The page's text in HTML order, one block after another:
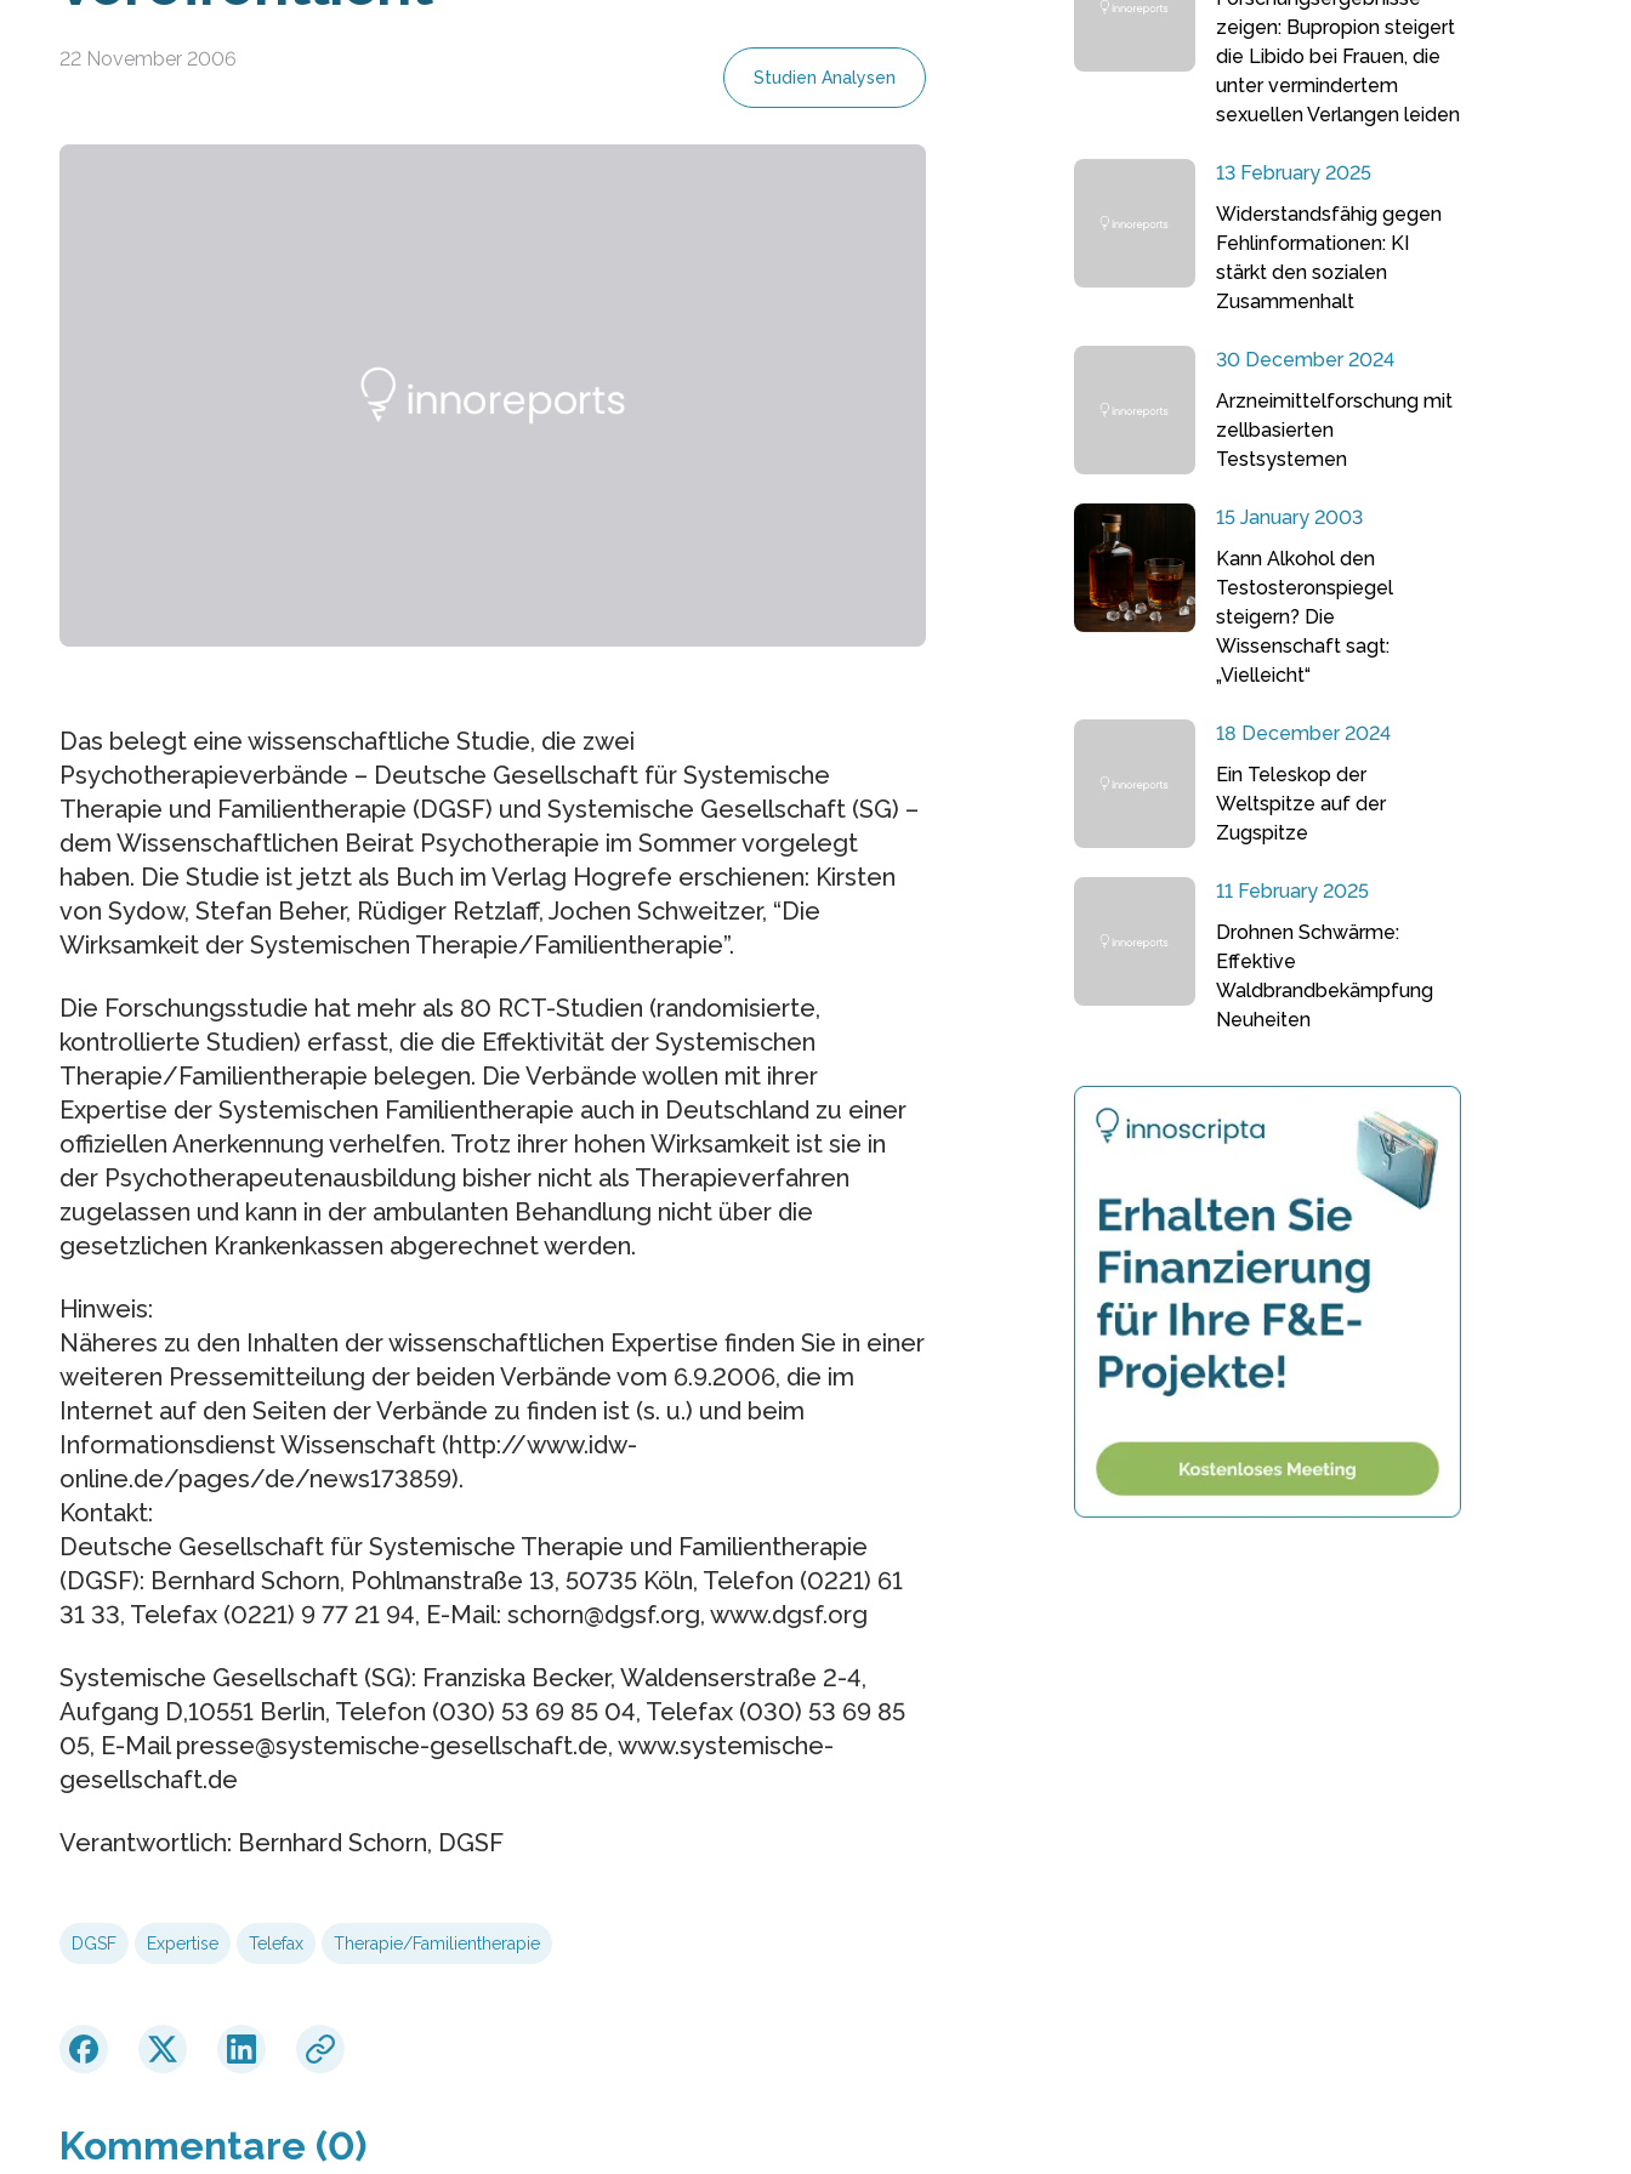
22 November 2006
Studien Analysen
Das belegt eine wissenschaftliche Studie, die zwei
Psychotherapieverbände – Deutsche Gesellschaft für Systemische
Therapie und Familientherapie (DGSF) und Systemische Gesellschaft (SG) –
dem Wissenschaftlichen Beirat Psychotherapie im Sommer vorgelegt
haben. Die Studie ist jetzt als Buch im Verlag Hogrefe erschienen: Kirsten
von Sydow, Stefan Beher, Rüdiger Retzlaff, Jochen Schweitzer, “Die
Wirksamkeit der Systemischen Therapie/Familientherapie”.
Die Forschungsstudie hat mehr als 80 RCT-Studien (randomisierte,
kontrollierte Studien) erfasst, die die Effektivität der Systemischen
Therapie/Familientherapie belegen. Die Verbände wollen mit ihrer
Expertise der Systemischen Familientherapie auch in Deutschland zu einer
offiziellen Anerkennung verhelfen. Trotz ihrer hohen Wirksamkeit ist sie in
der Psychotherapeutenausbildung bisher nicht als Therapieverfahren
zugelassen und kann in der ambulanten Behandlung nicht über die
gesetzlichen Krankenkassen abgerechnet werden.
Hinweis:
Näheres zu den Inhalten der wissenschaftlichen Expertise finden Sie in einer
weiteren Pressemitteilung der beiden Verbände vom 6.9.2006, die im
Internet auf den Seiten der Verbände zu finden ist (s. u.) und beim
Informationsdienst Wissenschaft (http://www.idw-
online.de/pages/de/news173859).
Kontakt:
Deutsche Gesellschaft für Systemische Therapie und Familientherapie
(DGSF): Bernhard Schorn, Pohlmanstraße 13, 50735 Köln, Telefon (0221) 61
31 33, Telefax (0221) 9 77 21 94, E-Mail: schorn@dgsf.org, www.dgsf.org
Systemische Gesellschaft (SG): Franziska Becker, Waldenserstraße 2-4,
Aufgang D,10551 Berlin, Telefon (030) 53 69 85 04, Telefax (030) 53 69 85
05, E-Mail presse@systemische-gesellschaft.de, www.systemische-
gesellschaft.de
Verantwortlich: Bernhard Schorn, DGSF
DGSF Expertise Telefax Therapie/Familientherapie
Kommentare (0)
zeigen: Bupropion steigert
die Libido bei Frauen, die
unter vermindertem
sexuellen Verlangen leiden
13 February 2025
Widerstandsfähig gegen
Fehlinformationen: KI
stärkt den sozialen
Zusammenhalt
30 December 2024
Arzneimittelforschung mit
zellbasierten
Testsystemen
15 January 2003
Kann Alkohol den
Testosteronspiegel
steigern? Die
Wissenschaft sagt:
„Vielleicht“
18 December 2024
Ein Teleskop der
Weltspitze auf der
Zugspitze
11 February 2025
Drohnen Schwärme:
Effektive
Waldbrandbekämpfung
Neuheiten